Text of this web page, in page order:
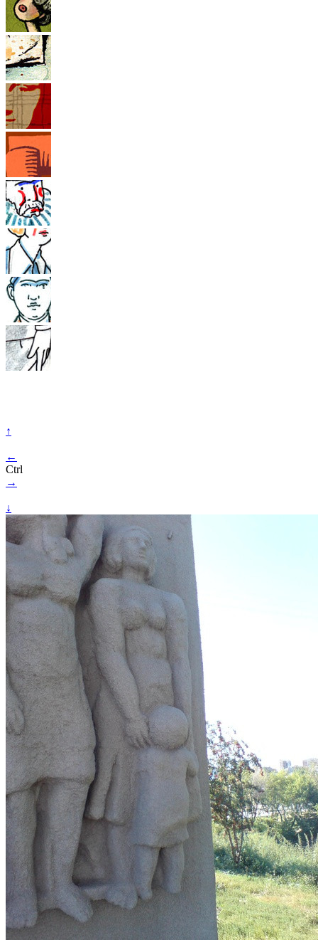
↑
←
Ctrl
→
↓